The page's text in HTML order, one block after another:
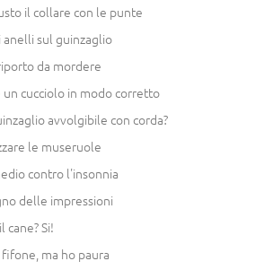
il collare con le punte
anelli sul guinzaglio
da mordere
cucciolo in modo corretto
avvolgibile con corda?
le museruole
contro l'insonnia
delle impressioni
cane? Si!
ma ho paura